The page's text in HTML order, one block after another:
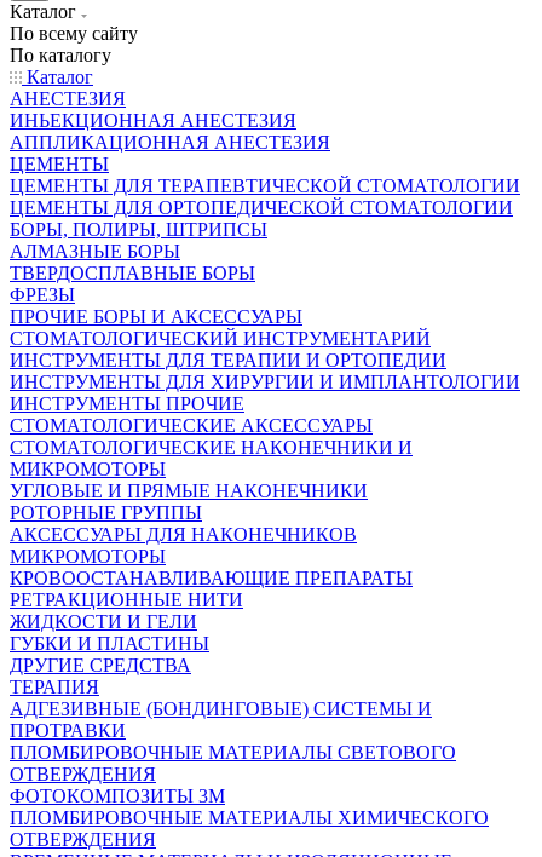
Каталог
По всему сайту
По каталогу
Каталог
АНЕСТЕЗИЯ
ИНЬЕКЦИОННАЯ АНЕСТЕЗИЯ
АППЛИКАЦИОННАЯ АНЕСТЕЗИЯ
ЦЕМЕНТЫ
ЦЕМЕНТЫ ДЛЯ ТЕРАПЕВТИЧЕСКОЙ СТОМАТОЛОГИИ
ЦЕМЕНТЫ ДЛЯ ОРТОПЕДИЧЕСКОЙ СТОМАТОЛОГИИ
БОРЫ, ПОЛИРЫ, ШТРИПСЫ
АЛМАЗНЫЕ БОРЫ
ТВЕРДОСПЛАВНЫЕ БОРЫ
ФРЕЗЫ
ПРОЧИЕ БОРЫ И АКСЕССУАРЫ
СТОМАТОЛОГИЧЕСКИЙ ИНСТРУМЕНТАРИЙ
ИНСТРУМЕНТЫ ДЛЯ ТЕРАПИИ И ОРТОПЕДИИ
ИНСТРУМЕНТЫ ДЛЯ ХИРУРГИИ И ИМПЛАНТОЛОГИИ
ИНСТРУМЕНТЫ ПРОЧИЕ
СТОМАТОЛОГИЧЕСКИЕ АКСЕССУАРЫ
СТОМАТОЛОГИЧЕСКИЕ НАКОНЕЧНИКИ И
МИКРОМОТОРЫ
УГЛОВЫЕ И ПРЯМЫЕ НАКОНЕЧНИКИ
РОТОРНЫЕ ГРУППЫ
АКСЕССУАРЫ ДЛЯ НАКОНЕЧНИКОВ
МИКРОМОТОРЫ
КРОВООСТАНАВЛИВАЮЩИЕ ПРЕПАРАТЫ
РЕТРАКЦИОННЫЕ НИТИ
ЖИДКОСТИ И ГЕЛИ
ГУБКИ И ПЛАСТИНЫ
ДРУГИЕ СРЕДСТВА
ТЕРАПИЯ
АДГЕЗИВНЫЕ (БОНДИНГОВЫЕ) СИСТЕМЫ И
ПРОТРАВКИ
ПЛОМБИРОВОЧНЫЕ МАТЕРИАЛЫ СВЕТОВОГО
ОТВЕРЖДЕНИЯ
ФОТОКОМПОЗИТЫ 3М
ПЛОМБИРОВОЧНЫЕ МАТЕРИАЛЫ ХИМИЧЕСКОГО
ОТВЕРЖДЕНИЯ